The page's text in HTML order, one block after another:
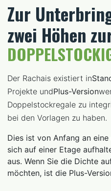
Zur
zwei Höhen
Der Rachais existiert in
Projekte undPlus-Version
Doppelstockregale zu
bei den Vorlagen zu haben.
Dies ist von Anfang an
sich auf einer Etage
aus. Wenn Sie die Dichte
möchten, ist die Plus-